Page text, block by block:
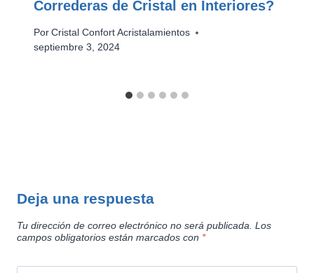
Correderas de Cristal en Interiores?
Por Cristal Confort Acristalamientos
septiembre 3, 2024
Deja una respuesta
Tu dirección de correo electrónico no será publicada. Los
campos obligatorios están marcados con *